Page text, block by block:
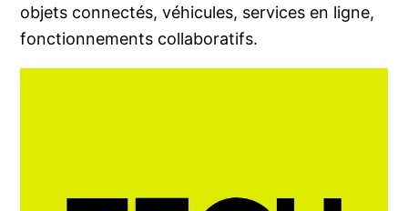
objets connectés, véhicules, services en ligne,
fonctionnements collaboratifs.